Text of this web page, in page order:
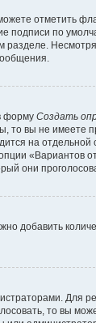
отметить
подписи по
разделе.
форму Создать
то вы не имеете
на отдельной
«Вариантов
они
добавить
Для
то вы